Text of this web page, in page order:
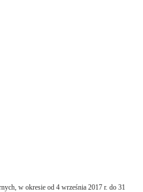
w okresie od 4 września 2017 r. do 31